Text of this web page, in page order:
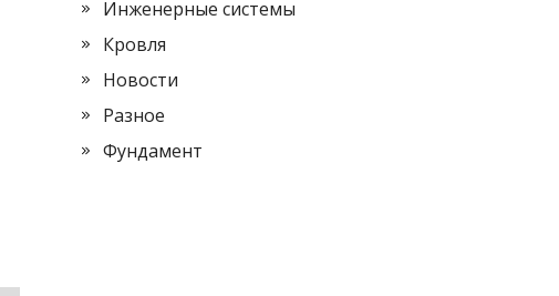
Инженерные системы
Кровля
Новости
Разное
Фундамент